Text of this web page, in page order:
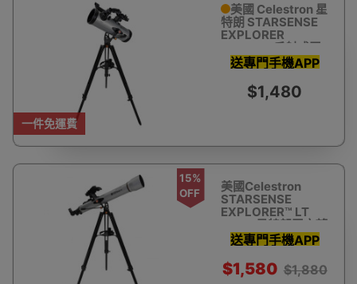
一件免運費
美國 Celestron 星
特朗 STARSENSE
EXPLORER
LT114AZ 反射式天
文望遠鏡(智能手機
輔助尋星)
送專門手機APP
助你瞄準星體 教
你搵星星
$1,480
15%
OFF
美國Celestron
STARSENSE
EXPLORER™ LT
80AZ 星特朗天文望
遠鏡 (智能手機輔助
尋星)
送專門手機APP
你搵星星
$1,580 $1,880